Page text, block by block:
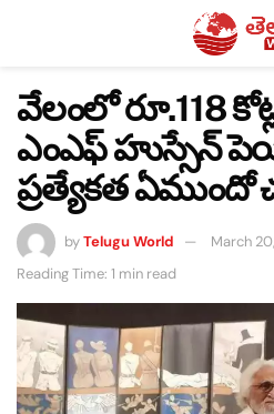
వేలంలో రూ.118
ఎంఎఫ్ హుస్సేన్
ప్రత్యేకత
byTelugu World
March
Reading Time: 1 min read